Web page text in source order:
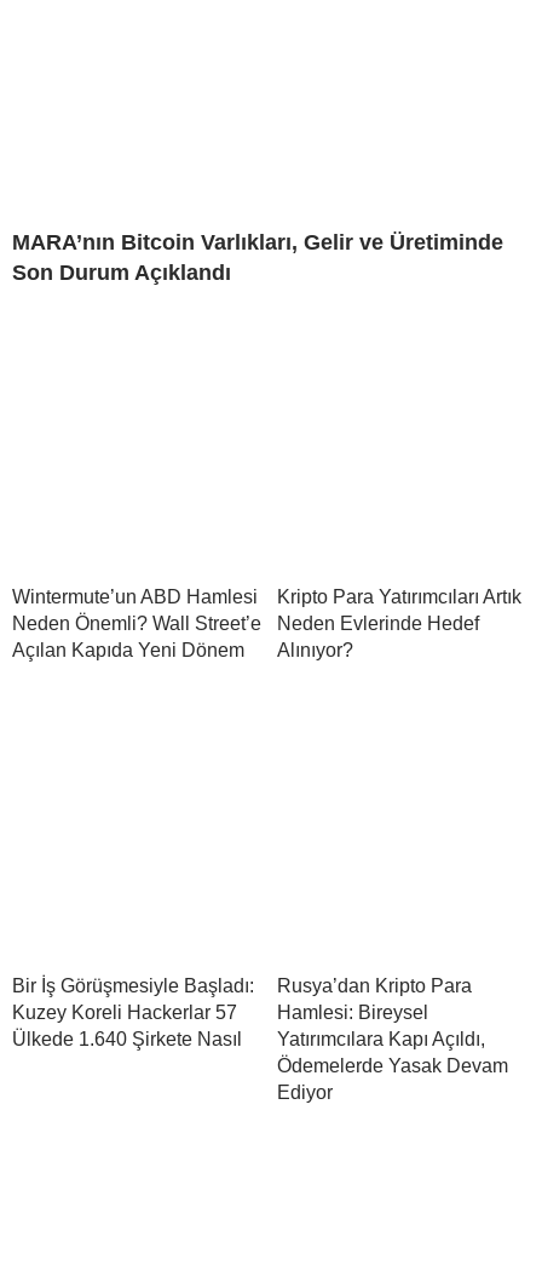
MARA’nın Bitcoin Varlıkları, Gelir ve Üretiminde
Son Durum Açıklandı
Wintermute’un ABD Hamlesi
Neden Önemli? Wall Street’e
Açılan Kapıda Yeni Dönem
Kripto Para Yatırımcıları Artık
Neden Evlerinde Hedef
Alınıyor?
Bir İş Görüşmesiyle Başladı:
Kuzey Koreli Hackerlar 57
Ülkede 1.640 Şirkete Nasıl
Rusya’dan Kripto Para
Hamlesi: Bireysel
Yatırımcılara Kapı Açıldı,
Ödemelerde Yasak Devam
Ediyor